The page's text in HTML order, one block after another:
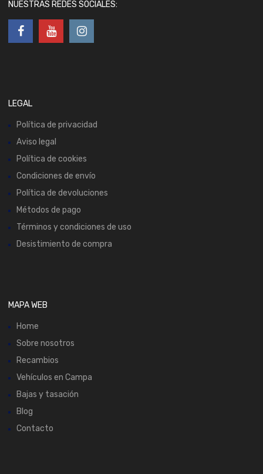
NUESTRAS REDES SOCIALES:
LEGAL
Política de privacidad
Aviso legal
Política de cookies
Condiciones de envío
Política de devoluciones
Métodos de pago
Términos y condiciones de uso
Desistimiento de compra
MAPA WEB
Home
Sobre nosotros
Recambios
Vehículos en Campa
Bajas y tasación
Blog
Contacto